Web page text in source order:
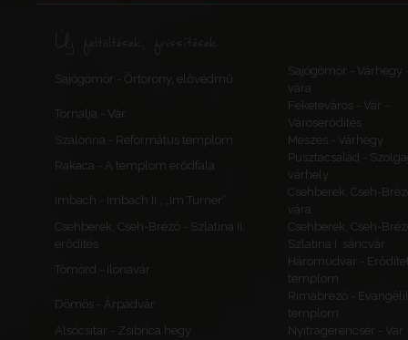
Új feltöltések, frissítések
Sajógömör - Őrtorony, elővédmű
Sajógömör - Várhegy
vára
Tornalja - Vár
Feketeváros - Vár -
Városerődítés
Szalonna - Református templom
Meszes - Várhegy
Rakaca - A templom erődfala
Pusztacsalád -
várhely
Imbach - Imbach II., „Im Turner”
Csehberek, Cseh-
vára
Csehberek, Cseh-Brézó - Szlatina II.
erődítés
Csehberek, Cseh-
Szlatina I. sáncvár
Tömörd - Ilonavár
Háromudvar -
templom
Dömös - Árpádvár
Rimabrézó -
templom
Alsócsitár - Zsibrica hegy
Nyitragerencsér - Vár